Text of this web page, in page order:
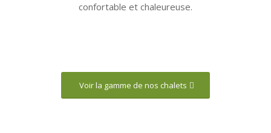
confortable et chaleureuse.
Voir la gamme de nos chalets